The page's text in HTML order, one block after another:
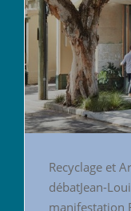
Recyclage et
débatJean-
manifestation